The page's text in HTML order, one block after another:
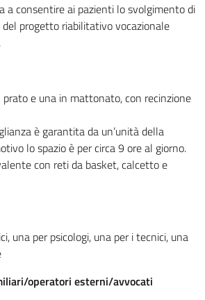
a consentire ai pazienti lo svolgimento di
progetto riabilitativo vocazionale
e una in mattonato, con recinzione
è garantita da un’unità della
lo spazio è per circa 9 ore al giorno.
con reti da basket, calcetto e
una per psicologi, una per i tecnici, una
operatori esterni/avvocati